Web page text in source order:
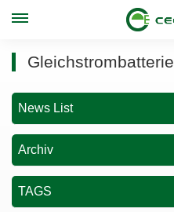
Gleichstrombatterie
News List
Archiv
TAGS